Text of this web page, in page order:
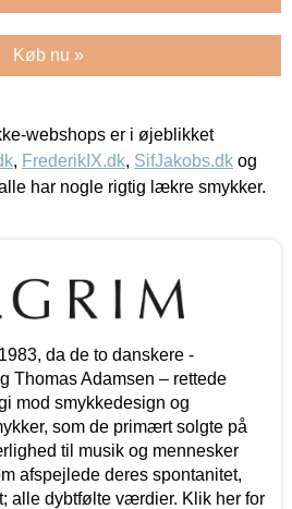
Køb nu »
webshops er i øjeblikket
, FrederikIX.dk, SifJakobs.dk og
har nogle rigtig lækre smykker.
da de to danskere -
Thomas Adamsen – rettede
mod smykkedesign og
som de primært solgte på
til musik og mennesker
afspejlede deres spontanitet,
alle dybtfølte værdier. Klik her for